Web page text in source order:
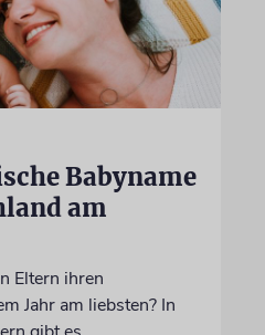
Babyname
am
Eltern ihren
Jahr am liebsten? In